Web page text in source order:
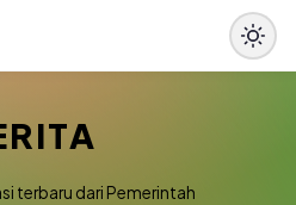
terbaru dari Pemerintah